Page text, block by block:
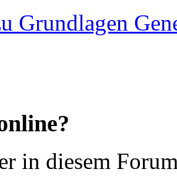
Grundlagen
in diesem